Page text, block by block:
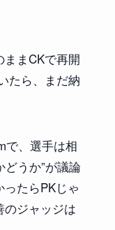
まCKで再開
たら、まだ納
で、選手は相
うか”が議論
たらPKじゃ
ジャッジは